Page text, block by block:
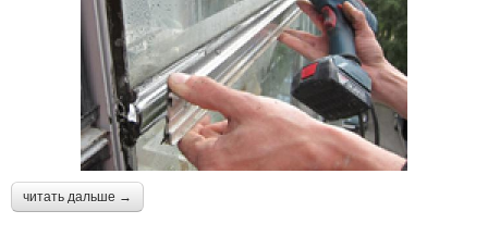
читать дальше →